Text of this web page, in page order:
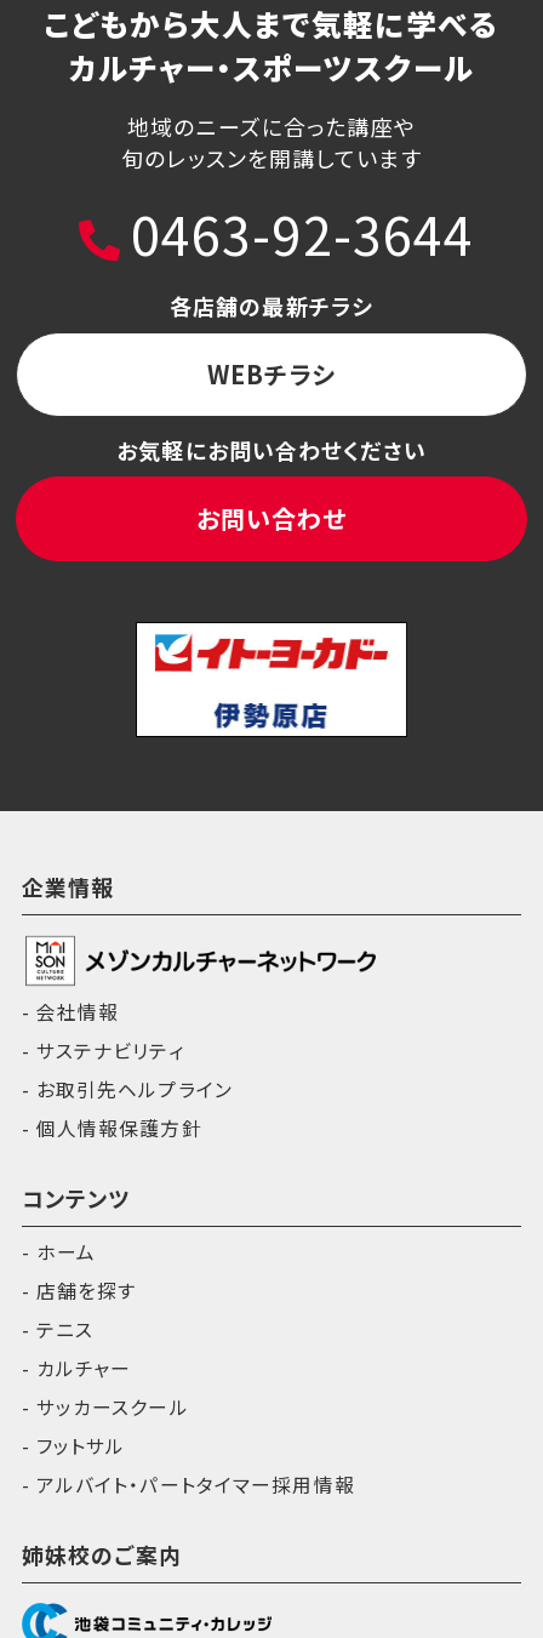
こどもから大人まで気軽に学べる
カルチャー・スポーツスクール
地域のニーズに合った講座や
旬のレッスンを開講しています
0463-92-3644
各店舗の最新チラシ
WEBチラシ
お気軽にお問い合わせください
お問い合わせ
企業情報
会社情報
サステナビリティ
お取引先ヘルプライン
個人情報保護方針
コンテンツ
ホーム
店舗を探す
テニス
カルチャー
サッカースクール
フットサル
アルバイト・パートタイマー採用情報
姉妹校のご案内